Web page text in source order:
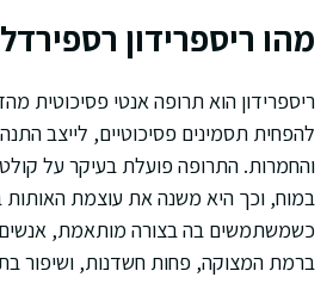
מהו ריספרידון רספירדל
ריספרידון הוא תרופה אנטי פסיכוטית
להפחית תסמינים פסיכוטיים, לייצב
והחמרות. התרופה פועלת בעיקר על
במוח, וכך היא משנה את עוצמת האותות
כשמשתמשים בה בצורה מותאמת, אנשים
ברמת המצוקה, פחות חשדנות, ושיפור